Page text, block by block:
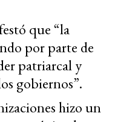
que “la
por parte de
patriarcal y
gobiernos”.
hizo un